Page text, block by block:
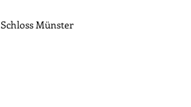
Schloss Münster